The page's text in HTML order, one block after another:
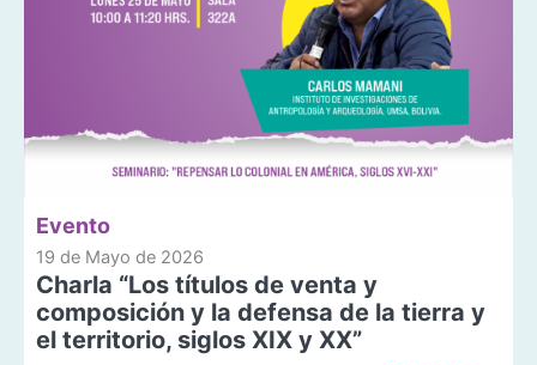
Evento
19 de Mayo de 2026
Charla “Los títulos de venta y
composición y la defensa de la tierra y
el territorio, siglos XIX y XX”